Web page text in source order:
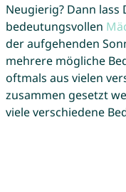
Neugierig? Dann
bedeutungsvollen
der aufgehenden
mehrere mögliche
oftmals aus vielen
zusammen gesetzt
viele verschiedene